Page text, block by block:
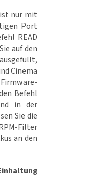
nur mit
Port
READ
auf den
Cinema
Befehl
in der
Sie die
Filter
an den